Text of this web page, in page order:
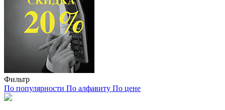
Фильтр
По популярности По алфавиту По цене